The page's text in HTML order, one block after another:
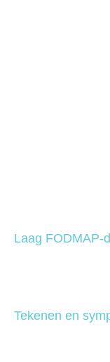
Laag FODMAP-
Tekenen en